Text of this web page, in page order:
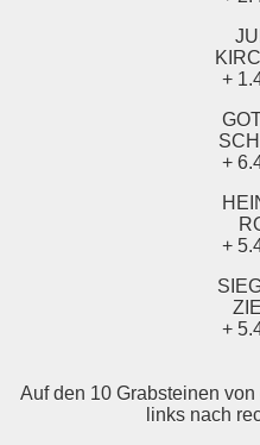
+
+
+
+
Auf den 10 Grabsteinen
links nach